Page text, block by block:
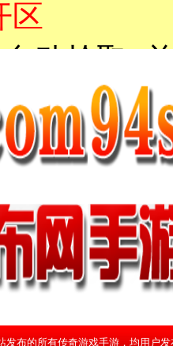
发布的所有传奇游戏手游，均用户